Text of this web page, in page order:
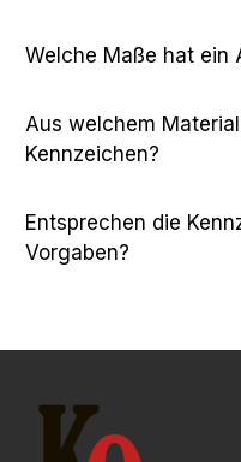
Welche Maße hat ein
Aus welchem
Kennzeichen?
Entsprechen die
Vorgaben?